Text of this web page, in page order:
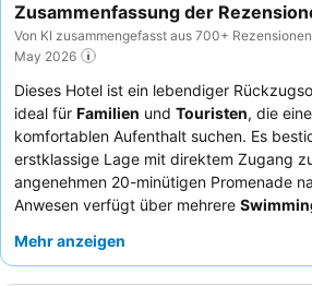
Zusammenfassung der
Von KI zusammengefasst aus 700+
May 2026
Dieses Hotel ist ein lebendiger
ideal für Familien und Touristen, die
komfortablen Aufenthalt suchen. Es
erstklassige Lage mit direktem Zugang
angenehmen 20-minütigen Promenade
Anwesen verfügt über mehrere
Die Gäste loben stets das
Mehr anzeigen